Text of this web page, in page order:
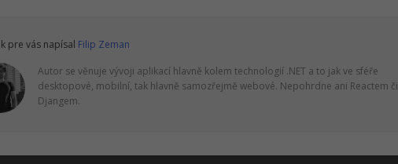
pre vás napísal Filip Zeman
Autor se věnuje vývoji aplikací hlavně kolem technologií .NET a to jak ve sféře
desktopové, mobilní, tak hlavně samozřejmě webové. Nepohrdne ani Reactem či
Djangem.